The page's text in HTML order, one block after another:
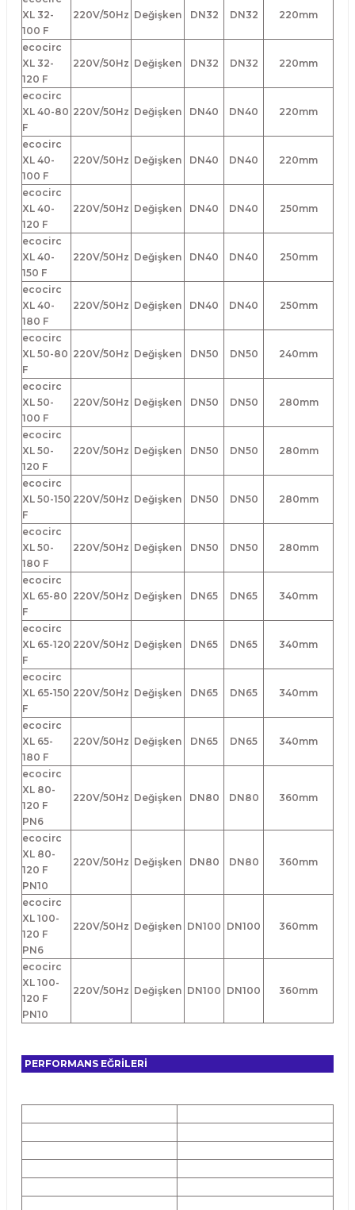
XL 32-
100 F
220V/50Hz Değişken DN32 DN32 220mm
ecocirc
XL 32-
120 F
220V/50Hz Değişken DN32 DN32 220mm
ecocirc
XL 40-80
F
220V/50Hz Değişken DN40 DN40 220mm
ecocirc
XL 40-
100 F
220V/50Hz Değişken DN40 DN40 220mm
ecocirc
XL 40-
120 F
220V/50Hz Değişken DN40 DN40 250mm
ecocirc
XL 40-
150 F
220V/50Hz Değişken DN40 DN40 250mm
ecocirc
XL 40-
180 F
220V/50Hz Değişken DN40 DN40 250mm
ecocirc
XL 50-80
F
220V/50Hz Değişken DN50 DN50 240mm
ecocirc
XL 50-
100 F
220V/50Hz Değişken DN50 DN50 280mm
ecocirc
XL 50-
120 F
220V/50Hz Değişken DN50 DN50 280mm
ecocirc
XL 50-150
F
220V/50Hz Değişken DN50 DN50 280mm
ecocirc
XL 50-
180 F
220V/50Hz Değişken DN50 DN50 280mm
ecocirc
XL 65-80
F
220V/50Hz Değişken DN65 DN65 340mm
ecocirc
XL 65-120
F
220V/50Hz Değişken DN65 DN65 340mm
ecocirc
XL 65-150
F
220V/50Hz Değişken DN65 DN65 340mm
ecocirc
XL 65-
180 F
220V/50Hz Değişken DN65 DN65 340mm
ecocirc
XL 80-
120 F
PN6
220V/50Hz Değişken DN80 DN80 360mm
ecocirc
XL 80-
120 F
PN10
220V/50Hz Değişken DN80 DN80 360mm
ecocirc
XL 100-
120 F
PN6
220V/50Hz Değişken DN100 DN100 360mm
ecocirc
XL 100-
120 F
PN10
220V/50Hz Değişken DN100 DN100 360mm
PERFORMANS EĞRİLERİ